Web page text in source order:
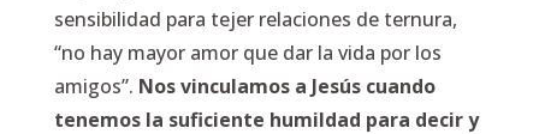
sensibilidad para tejer relaciones de ternura,
“no hay mayor amor que dar la vida por los
amigos”. Nos vinculamos a Jesús cuando
tenemos la suficiente humildad para decir y